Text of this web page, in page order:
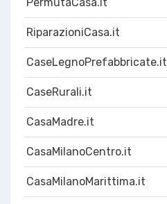
RiparazioniCasa.it
CaseLegnoPrefabbricate.it
CaseRurali.it
CasaMadre.it
CasaMilanoCentro.it
CasaMilanoMarittima.it